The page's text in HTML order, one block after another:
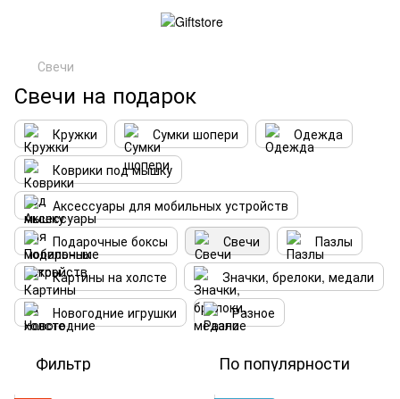
Свечи
Свечи на подарок
Кружки Сумки шопери
Одежда
Коврики под мышку
Аксессуары для мобильных устройств
Подарочные боксы
Свечи
Пазлы
Картины на холсте
Значки, брелоки, медали
Новогодние игрушки
Разное
Фильтр По популярности